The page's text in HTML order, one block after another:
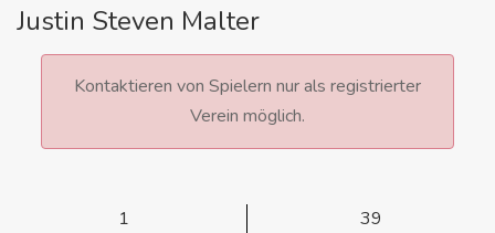
Justin Steven Malter
Kontaktieren von Spielern nur als registrierter
Verein möglich.
1
39